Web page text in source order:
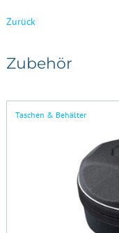
Zurück
Zubehör
Taschen & Behälter